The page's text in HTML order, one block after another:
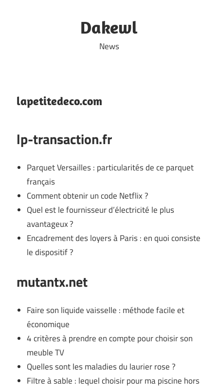
Dakewl
News
lapetitedeco.com
lp-transaction.fr
Parquet Versailles : particularités de ce parquet
français
Comment obtenir un code Netflix ?
Quel est le fournisseur d’électricité le plus
avantageux ?
Encadrement des loyers à Paris : en quoi consiste
le dispositif ?
mutantx.net
Faire son liquide vaisselle : méthode facile et
économique
4 critères à prendre en compte pour choisir son
meuble TV
Quelles sont les maladies du laurier rose ?
Filtre à sable : lequel choisir pour ma piscine hors